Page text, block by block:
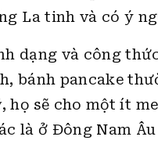
La tinh và có ý
dạng và công
bánh pancake
họ sẽ cho một ít
là ở Đông Nam